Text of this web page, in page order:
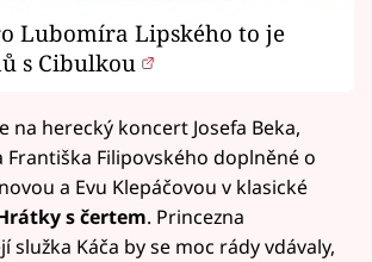
Lubomíra Lipského to je
s Cibulkou
na herecký koncert Josefa Beka,
Františka Filipovského doplněné o
a Evu Klepáčovou v klasické
s čertem. Princezna
služka Káča by se moc rády vdávaly,